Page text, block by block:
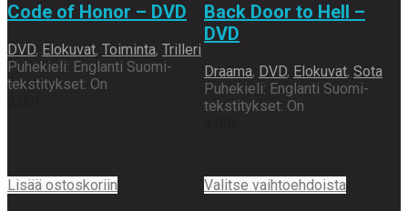
Code of Honor – DVD
DVD, Elokuvat, Toiminta, Trilleri
Puhekieli: Englanti Suomi-
tekstitykset: On
Back Door to Hell –
DVD
Draama, DVD, Elokuvat, Sota
Puhekieli: Englanti Suomi-
tekstitykset: On
Lisää ostoskoriin Valitse vaihtoehdoista